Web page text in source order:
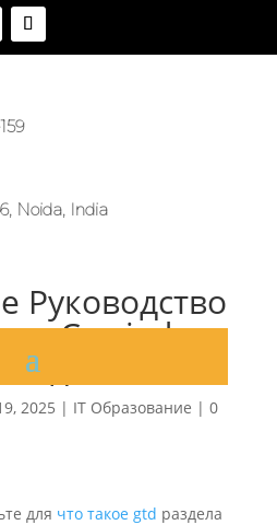
Noida, India
Руководство
Carried
2025 | IT Образование | 0
для что такое gtd раздела